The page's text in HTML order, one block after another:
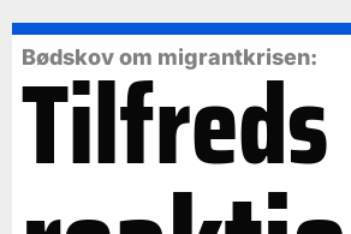
Bødskov om migrantkrisen: